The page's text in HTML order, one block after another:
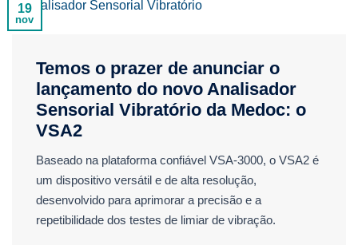
19
nov
Temos o prazer de anunciar o
lançamento do novo Analisador
Sensorial Vibratório da Medoc: o
VSA2
Baseado na plataforma confiável VSA-3000, o VSA2 é
um dispositivo versátil e de alta resolução,
desenvolvido para aprimorar a precisão e a
repetibilidade dos testes de limiar de vibração.